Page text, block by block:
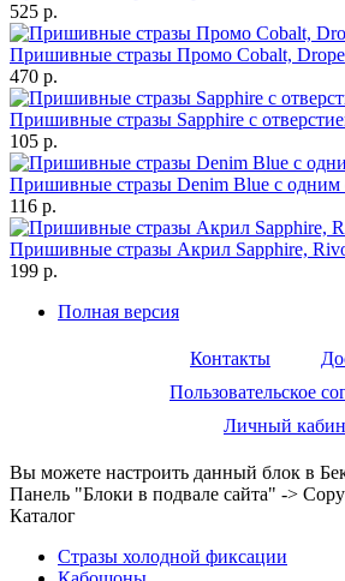
525 р.
Пришивные стразы Промо Cobalt, Drope
470 р.
Пришивные стразы Sapphire с
105 р.
Пришивные стразы Denim Blue с одним
116 р.
Пришивные стразы Акрил Sapphire,
199 р.
Полная версия
Контакты
Пользовательское
Личный
Вы можете настроить данный блок в
Панель "Блоки в подвале сайта" ->
Каталог
Стразы холодной фиксации